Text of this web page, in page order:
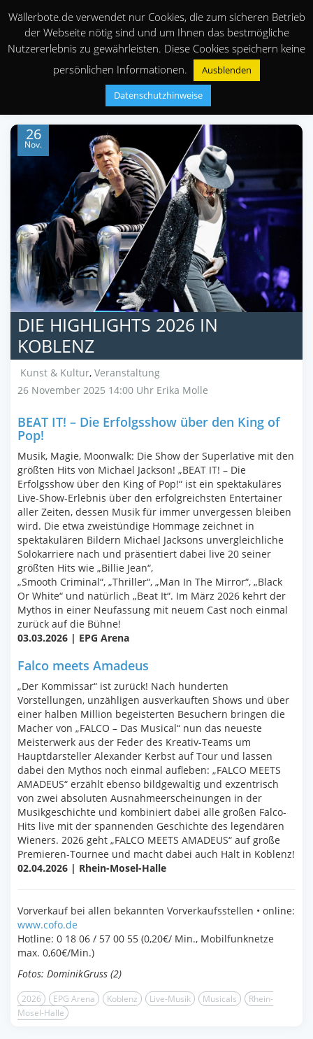
26
Nov.
DIE HIGHLIGHTS 2026 IN
KOBLENZ
Kunst & Kultur, Veranstaltung
26 November 2025 14:00 Uhr Erika Molle
BEAT IT! – Die Erfolgsshow über den King of
Pop!
Musik, Magie, Moonwalk: Die Show der Superlative mit den
größten Hits von Michael Jackson! „BEAT IT! – Die
Erfolgsshow über den King of Pop!“ ist ein spektakuläres
Live-Show-Erlebnis über den erfolgreichsten Entertainer
aller Zeiten, dessen Musik für immer unvergessen bleiben
wird. Die etwa zweistündige Hommage zeichnet in
spektakulären Bildern Michael Jacksons unvergleichliche
Solokarriere nach und präsentiert dabei live 20 seiner
größten Hits wie „Billie Jean“,
„Smooth Criminal“, „Thriller“, „Man In The Mirror“, „Black
Or White“ und natürlich „Beat It“. Im März 2026 kehrt der
Mythos in einer Neufassung mit neuem Cast noch einmal
zurück auf die Bühne!
03.03.2026 | EPG Arena
Falco meets Amadeus
„Der Kommissar“ ist zurück! Nach hunderten
Vorstellungen, unzähligen ausverkauften Shows und über
einer halben Million begeisterten Besuchern bringen die
Macher von „FALCO – Das Musical“ nun das neueste
Meisterwerk aus der Feder des Kreativ-Teams um
Hauptdarsteller Alexander Kerbst auf Tour und lassen
dabei den Mythos noch einmal aufleben: „FALCO MEETS
AMADEUS“ erzählt ebenso bildgewaltig und exzentrisch
von zwei absoluten Ausnahmeerscheinungen in der
Musikgeschichte und kombiniert dabei alle großen Falco-
Hits live mit der spannenden Geschichte des legendären
Wieners. 2026 geht „FALCO MEETS AMADEUS“ auf große
Premieren-Tournee und macht dabei auch Halt in Koblenz!
02.04.2026 | Rhein-Mosel-Halle
Vorverkauf bei allen bekannten Vorverkaufsstellen • online:
www.cofo.de
Hotline: 0 18 06 / 57 00 55 (0,20€/ Min., Mobilfunknetze
max. 0,60€/Min.)
Fotos: DominikGruss (2)
2026 EPG Arena Koblenz Live-Musik Musicals
Rhein-
Mosel-Halle
Wällerbote.de verwendet nur Cookies, die zum sicheren Betrieb
der Webseite nötig sind und um Ihnen das bestmögliche
Nutzererlebnis zu gewährleisten. Diese Cookies speichern keine
persönlichen Informationen.
Ausblenden
Datenschutzhinweise